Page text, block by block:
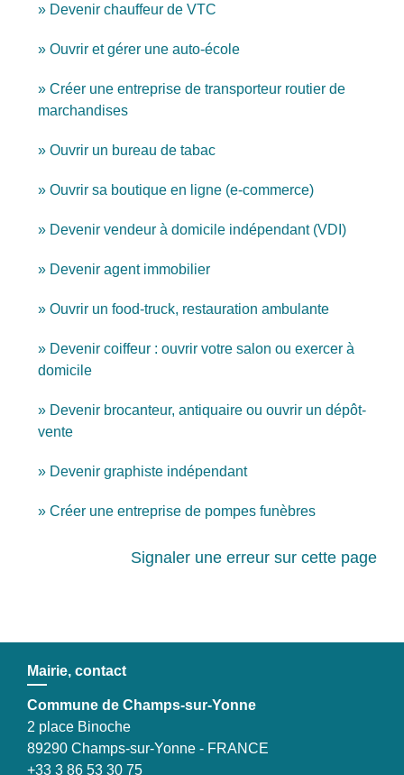
Devenir chauffeur de VTC
Ouvrir et gérer une auto-école
Créer une entreprise de transporteur routier de
marchandises
Ouvrir un bureau de tabac
Ouvrir sa boutique en ligne (e-commerce)
Devenir vendeur à domicile indépendant (VDI)
Devenir agent immobilier
Ouvrir un food-truck, restauration ambulante
Devenir coiffeur : ouvrir votre salon ou exercer à
domicile
Devenir brocanteur, antiquaire ou ouvrir un dépôt-
vente
Devenir graphiste indépendant
Créer une entreprise de pompes funèbres
Signaler une erreur sur cette page
Mairie, contact
Commune de Champs-sur-Yonne
2 place Binoche
89290 Champs-sur-Yonne - FRANCE
+33 3 86 53 30 75